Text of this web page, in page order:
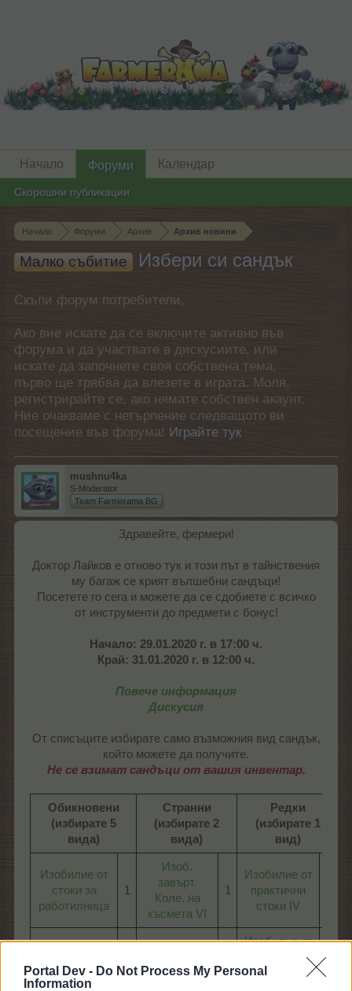
Portal Dev - Do Not Process My Personal
Information
Начало Форуми Архив Архив новини
Малко събитие Избери си сандък
Скъпи форум потребители,
Ако вие искате да се включите активно във
форума и да участвате в дискусиите, или
искате да започнете своя собствена тема,
първо ще трябва да влезете в играта. Моля,
регистрирайте се, ако нямате собствен акаунт.
Ние очакваме с нетърпение следващото ви
посещение във форума! Играйте тук
mushnu4ka
S-Moderator
Team Farmerama BG
Здравейте, фермери!
Доктор Лайков е отново тук и този път в тайнствения
му багаж се крият вълшебни сандъци!
Посетете го сега и можете да се сдобиете с всичко
от инструменти до предмети с бонус!​
Начало: 29.01.2020 г. в 17:00 ч.
Край: 31.01.2020 г. в 12:00 ч.
Повече информация
Дискусия
От списъците избирате само възможния вид сандък,
който можете да получите.
Не се взимат сандъци от вашия инвентар.
Обикновени
(избирате 5
вида)
Странни
(избирате 2
вида)
Редки
(избирате 1
вид)
Изобилие от
стоки за
работилница
1​
Изоб.
завърт.
Коле. на
късмета VI
1​
Изобилие от
практични
стоки IV
ексцентрични
животни
1​
закачливи
Изобилие от
„Избери си
Начало Форуми
Скорошни публикации
Календар